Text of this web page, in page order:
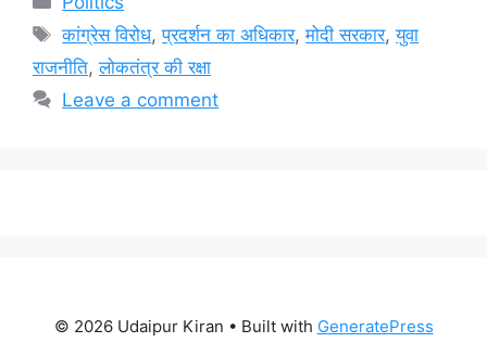
Tags
कांग्रेस विरोध,प्रदर्शन का अधिकार,मोदी सरकार,युवा
राजनीति,लोकतंत्र की रक्षा
Leave a comment
© 2026 Udaipur Kiran • Built with GeneratePress